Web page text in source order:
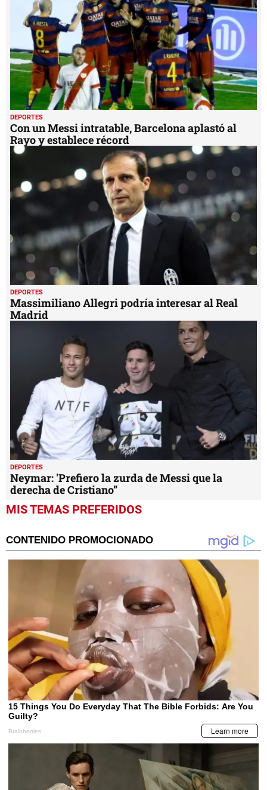
DEPORTES
Con un Messi intratable, Barcelona aplastó al
Rayo y establece récord
DEPORTES
Massimiliano Allegri podría interesar al Real
Madrid
DEPORTES
Neymar: 'Prefiero la zurda de Messi que la
derecha de Cristiano”
MIS TEMAS PREFERIDOS